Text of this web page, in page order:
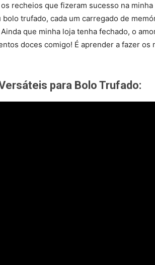
recheios que fizeram sucesso na minha
trufado, cada um carregado de
que minha loja tenha fechado, o
doces comigo! É aprender a fazer os
para Bolo Trufado: